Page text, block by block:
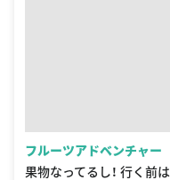
バっておくことで、17:03
駅に戻りました。